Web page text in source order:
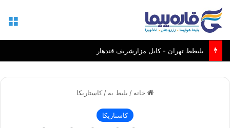
بلیطط تهران - کابل مزارشریف قندهار
خانه / بلیط به / کاستاریکا
کاستاریکا